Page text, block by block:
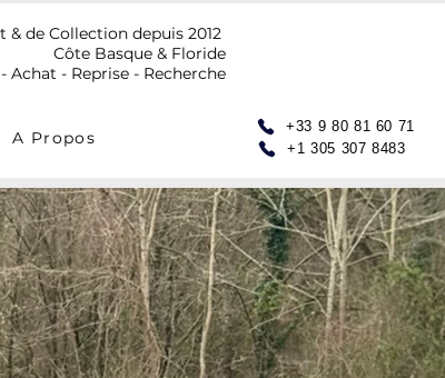
& de Collection depuis 2012
Côte Basque & Floride
Achat - Reprise - Recherche
+33 9 80 81 60 71
+1 305 307 8483
A Propos